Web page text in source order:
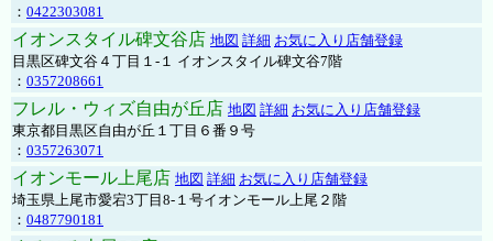
： 0422303081
イオンスタイル碑文谷店 地図 詳細 お気に入り店舗登録
目黒区碑文谷４丁目１-１ イオンスタイル碑文谷7階
： 0357208661
フレル・ウィズ自由が丘店 地図 詳細 お気に入り店舗登録
東京都目黒区自由が丘１丁目６番９号
： 0357263071
イオンモール上尾店 地図 詳細 お気に入り店舗登録
埼玉県上尾市愛宕3丁目8-１号イオンモール上尾２階
： 0487790181